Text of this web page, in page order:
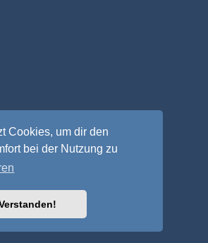
Cookies, um dir den
bei der Nutzung zu